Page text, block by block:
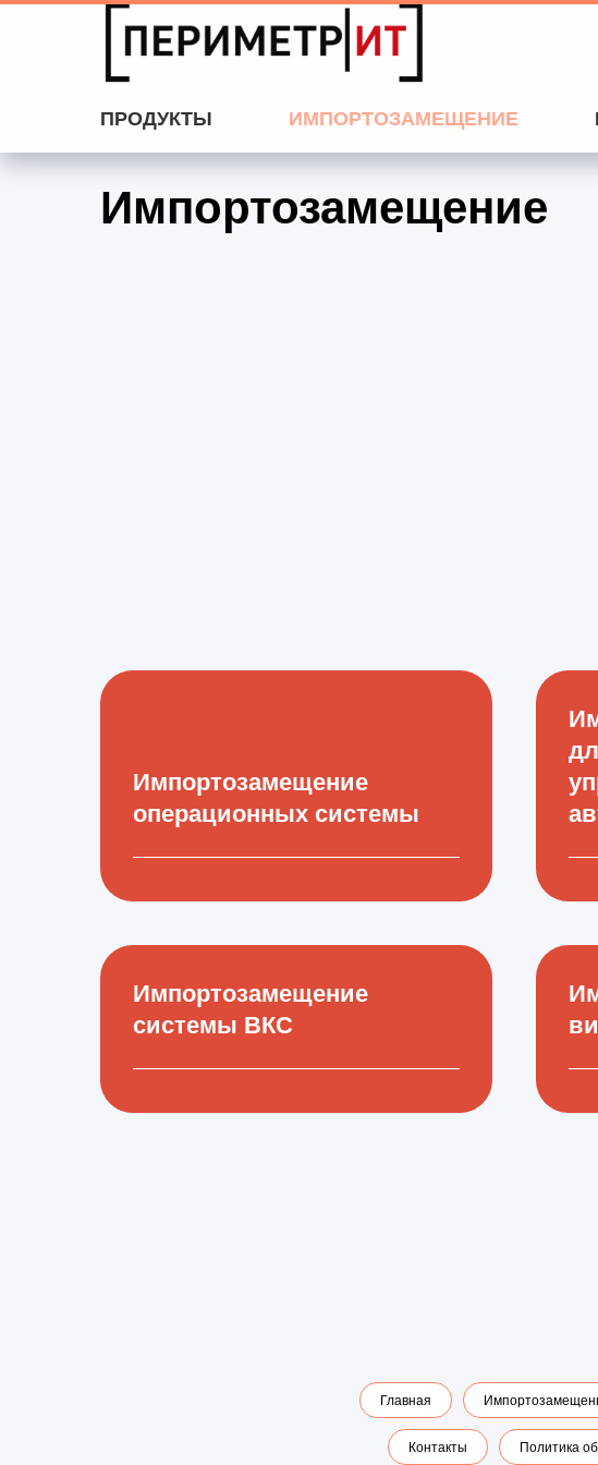
ПРОДУКТЫ ИМПОРТОЗАМЕЩЕНИЕ
Импортозамещение
Импортозамещение
операционных системы
Импортозамещение
системы ВКС
Главная
Контакты Политика